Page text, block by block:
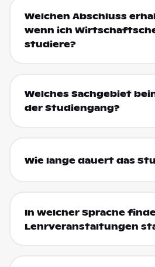
Welchen Abschluss
wenn ich
studiere?
Welches Sachgebiet
der Studiengang?
Wie lange dauert das
In welcher Sprache
Lehrveranstaltungen